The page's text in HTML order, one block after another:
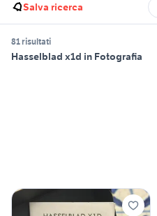
Salva ricerca
81 risultati
Hasselblad x1d in Fotografia